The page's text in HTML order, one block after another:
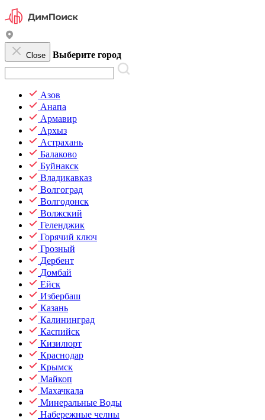
Close Выберите город
Азов
Анапа
Армавир
Архыз
Астрахань
Балаково
Буйнакск
Владикавказ
Волгоград
Волгодонск
Волжский
Геленджик
Горячий ключ
Грозный
Дербент
Домбай
Ейск
Избербаш
Казань
Калининград
Каспийск
Кизилюрт
Краснодар
Крымск
Майкоп
Махачкала
Минеральные Воды
Набережные челны